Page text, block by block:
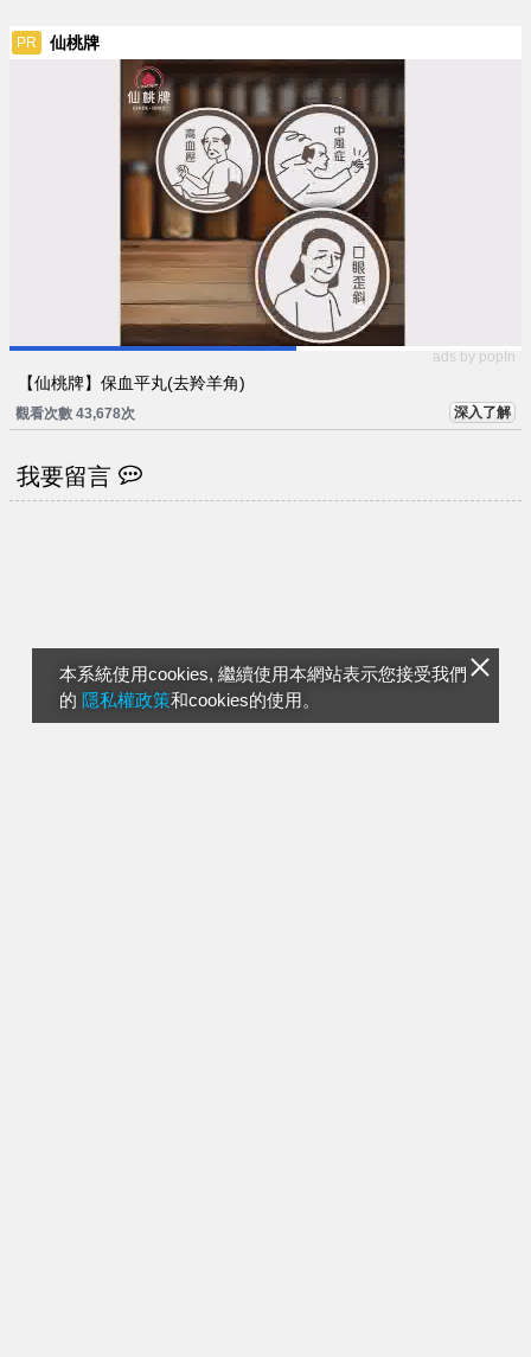
本系統使用cookies, 繼續使用本網站表示您接受我們
的 隱私權政策和cookies的使用。
PR 仙桃牌
ads by popIn
【仙桃牌】保血平丸(去羚羊角)
觀看次數 43,678次 深入了解
我要留言